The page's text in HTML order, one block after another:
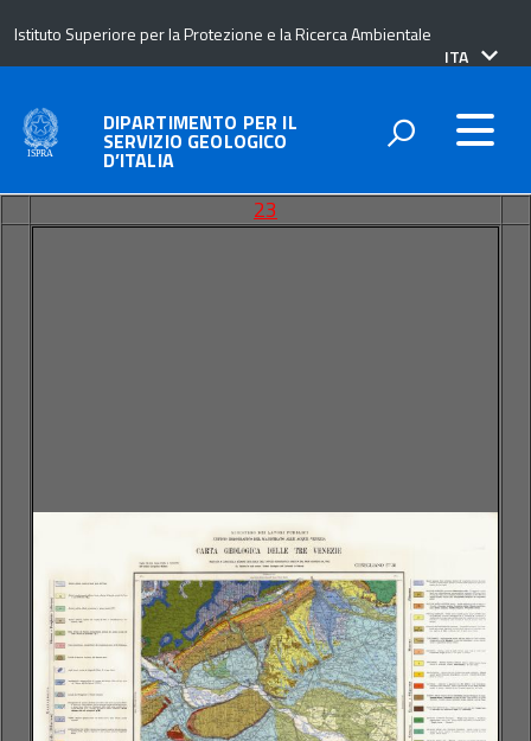
Istituto Superiore per la Protezione e la Ricerca Ambientale
lingua
ITA
DIPARTIMENTO PER IL
SERVIZIO GEOLOGICO
D’ITALIA
23